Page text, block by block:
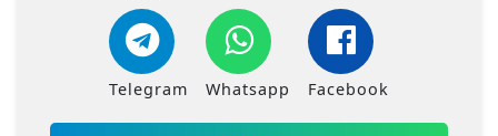
Telegram Whatsapp Facebook